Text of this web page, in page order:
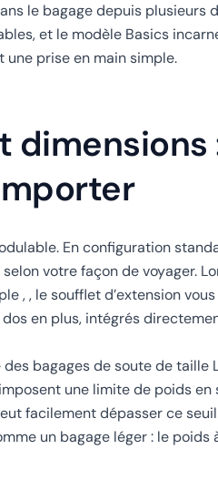
le bagage depuis plusieurs
et le modèle Basics
prise en main simple.
En configuration
votre façon de voyager.
, , le soufflet d’extension
en plus, intégrés
bagages de soute de taille
une limite de poids
facilement dépasser ce
un bagage léger : le